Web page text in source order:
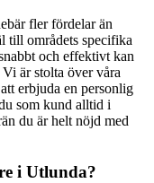
fler fördelar än
till områdets specifika
och effektivt kan
är stolta över våra
erbjuda en personlig
som kund alltid i
du är helt nöjd med
i Utlunda?